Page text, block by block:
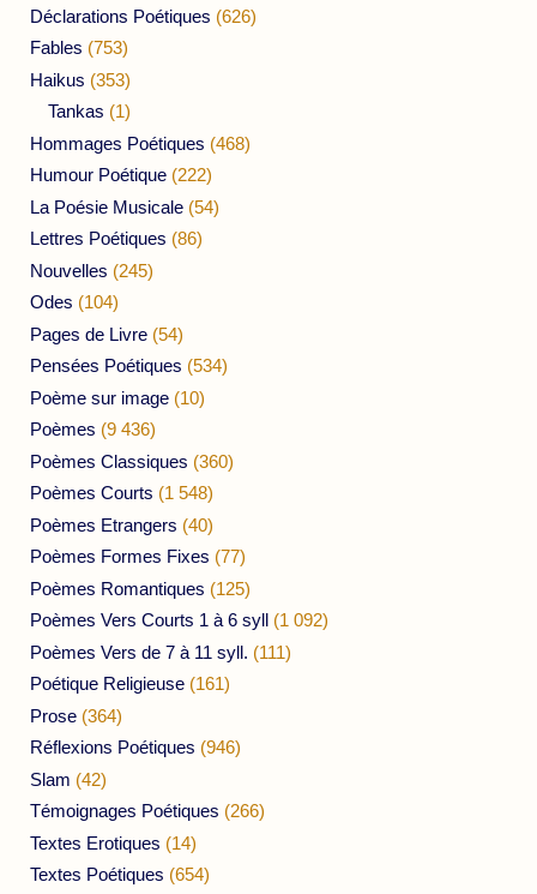
Déclarations Poétiques (626)
Fables (753)
Haikus (353)
Tankas (1)
Hommages Poétiques (468)
Humour Poétique (222)
La Poésie Musicale (54)
Lettres Poétiques (86)
Nouvelles (245)
Odes (104)
Pages de Livre (54)
Pensées Poétiques (534)
Poème sur image (10)
Poèmes (9 436)
Poèmes Classiques (360)
Poèmes Courts (1 548)
Poèmes Etrangers (40)
Poèmes Formes Fixes (77)
Poèmes Romantiques (125)
Poèmes Vers Courts 1 à 6 syll (1 092)
Poèmes Vers de 7 à 11 syll. (111)
Poétique Religieuse (161)
Prose (364)
Réflexions Poétiques (946)
Slam (42)
Témoignages Poétiques (266)
Textes Erotiques (14)
Textes Poétiques (654)